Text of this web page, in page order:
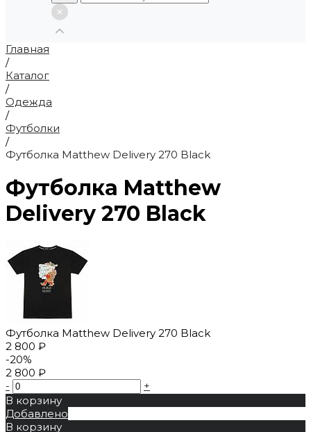
Главная
/
Каталог
/
Одежда
/
Футболки
/
Футболка Matthew Delivery 270 Black
Футболка Matthew
Delivery 270 Black
Футболка Matthew Delivery 270 Black
2 800 ₽
-20%
2 800 ₽
-
+
В корзину
Добавлено
В корзину